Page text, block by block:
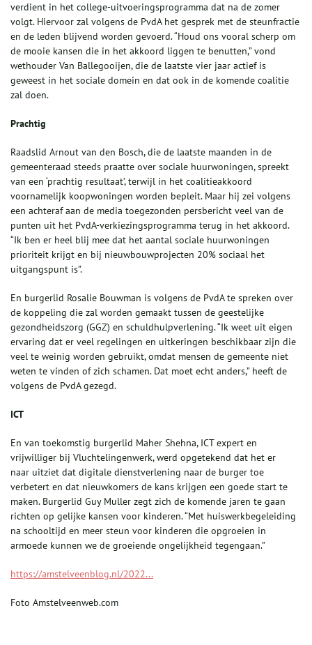
verdient in het college-uitvoeringsprogramma dat na de zomer
volgt. Hiervoor zal volgens de PvdA het gesprek met de steunfractie
en de leden blijvend worden gevoerd. “Houd ons vooral scherp om
de mooie kansen die in het akkoord liggen te benutten,” vond
wethouder Van Ballegooijen, die de laatste vier jaar actief is
geweest in het sociale domein en dat ook in de komende coalitie
zal doen.
Prachtig
Raadslid Arnout van den Bosch, die de laatste maanden in de
gemeenteraad steeds praatte over sociale huurwoningen, spreekt
van een ‘prachtig resultaat’, terwijl in het coalitieakkoord
voornamelijk koopwoningen worden bepleit. Maar hij zei volgens
een achteraf aan de media toegezonden persbericht veel van de
punten uit het PvdA-verkiezingsprogramma terug in het akkoord.
“Ik ben er heel blij mee dat het aantal sociale huurwoningen
prioriteit krijgt en bij nieuwbouwprojecten 20% sociaal het
uitgangspunt is”.
En burgerlid Rosalie Bouwman is volgens de PvdA te spreken over
de koppeling die zal worden gemaakt tussen de geestelijke
gezondheidszorg (GGZ) en schuldhulpverlening. “Ik weet uit eigen
ervaring dat er veel regelingen en uitkeringen beschikbaar zijn die
veel te weinig worden gebruikt, omdat mensen de gemeente niet
weten te vinden of zich schamen. Dat moet echt anders,” heeft de
volgens de PvdA gezegd.
ICT
En van toekomstig burgerlid Maher Shehna, ICT expert en
vrijwilliger bij Vluchtelingenwerk, werd opgetekend dat het er
naar uitziet dat digitale dienstverlening naar de burger toe
verbetert en dat nieuwkomers de kans krijgen een goede start te
maken. Burgerlid Guy Muller zegt zich de komende jaren te gaan
richten op gelijke kansen voor kinderen. “Met huiswerkbegeleiding
na schooltijd en meer steun voor kinderen die opgroeien in
armoede kunnen we de groeiende ongelijkheid tegengaan.”
https://amstelveenblog.nl/2022...
Foto Amstelveenweb.com